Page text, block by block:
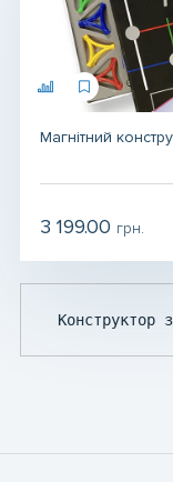
Магнітний
3 199.00 грн.
Конструктор